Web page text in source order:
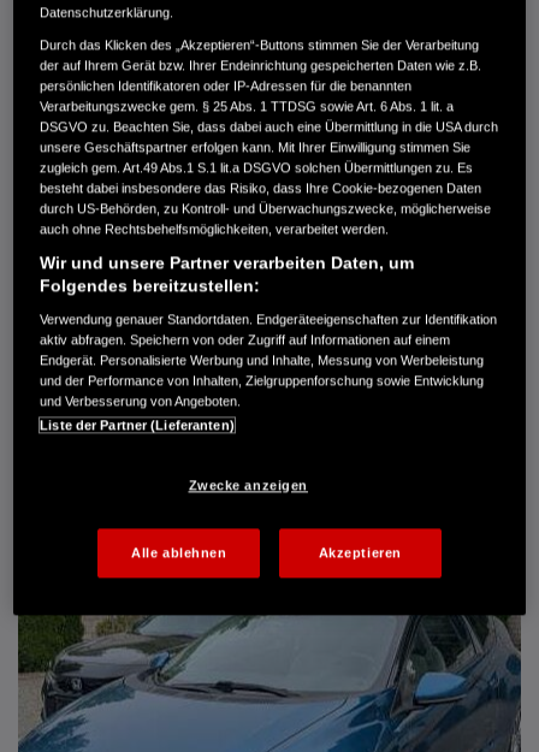
Außenfarbe
crystal black pearl
Kilometerstand
166.000 km
Kraftstoffart
Super
Getriebe
Automatik
Türen
5
Leistung
61 kW / 83 PS
Hubraum
1.339 cm³
Erstzulassung
10.2007
Bauart
Limousine
AUTO HARKE GMBH
Randersweide 59-63
21035 Hamburg
+49 40 735 935 0
DETAILS
Datenschutzerklärung.
Durch das Klicken des „Akzeptieren“-Buttons stimmen Sie der Verarbeitung
der auf Ihrem Gerät bzw. Ihrer Endeinrichtung gespeicherten Daten wie z.B.
persönlichen Identifikatoren oder IP-Adressen für die benannten
Verarbeitungszwecke gem. § 25 Abs. 1 TTDSG sowie Art. 6 Abs. 1 lit. a
DSGVO zu. Beachten Sie, dass dabei auch eine Übermittlung in die USA durch
unsere Geschäftspartner erfolgen kann. Mit Ihrer Einwilligung stimmen Sie
zugleich gem. Art.49 Abs.1 S.1 lit.a DSGVO solchen Übermittlungen zu. Es
besteht dabei insbesondere das Risiko, dass Ihre Cookie-bezogenen Daten
durch US-Behörden, zu Kontroll- und Überwachungszwecke, möglicherweise
auch ohne Rechtsbehelfsmöglichkeiten, verarbeitet werden.
Wir und unsere Partner verarbeiten Daten, um
Folgendes bereitzustellen:
Verwendung genauer Standortdaten. Endgeräteeigenschaften zur Identifikation
aktiv abfragen. Speichern von oder Zugriff auf Informationen auf einem
Endgerät. Personalisierte Werbung und Inhalte, Messung von Werbeleistung
und der Performance von Inhalten, Zielgruppenforschung sowie Entwicklung
und Verbesserung von Angeboten.
Liste der Partner (Lieferanten)
Zwecke anzeigen
Alle ablehnen Akzeptieren